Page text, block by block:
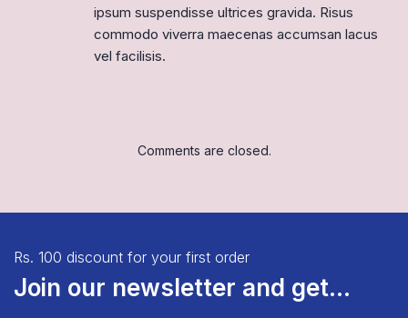
ipsum suspendisse ultrices gravida. Risus
commodo viverra maecenas accumsan lacus
vel facilisis.
Comments are closed.
Rs. 100 discount for your first order
Join our newsletter and get...